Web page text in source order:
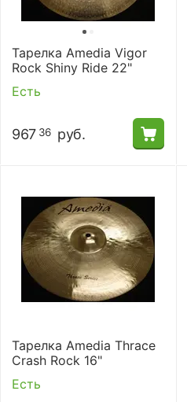
Тарелка Amedia Vigor
Rock Shiny Ride 22"
Есть
967 36 руб.
Тарелка Amedia Thrace
Crash Rock 16"
Есть